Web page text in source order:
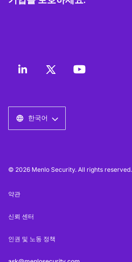
한국어
© 2026 Menlo Security. All rights reserved.
약관
신뢰 센터
인권 및 노동 정책